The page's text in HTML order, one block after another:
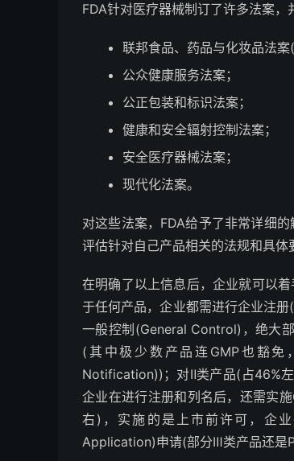
FDA针对医疗器械制订了许多法案，
联邦食品、药品与化妆品法案
公众健康服务法案；
公正包装和标识法案；
健康和安全辐射控制法案；
安全医疗器械法案；
现代化法案。
对这些法案，FDA给予了非常详细
评估针对自己产品相关的法规和具体
在明确了以上信息后，企业就可以
于任何产品，企业都需进行企业注
一般控制(General Control)，绝大
(其中极少数产品连GMP也豁免
Notification))；对Ⅱ类产品(占46%
企业在进行注册和列名后，还需实
右)，实施的是上市前许可，企
Application)申请(部分Ⅲ类产品还是